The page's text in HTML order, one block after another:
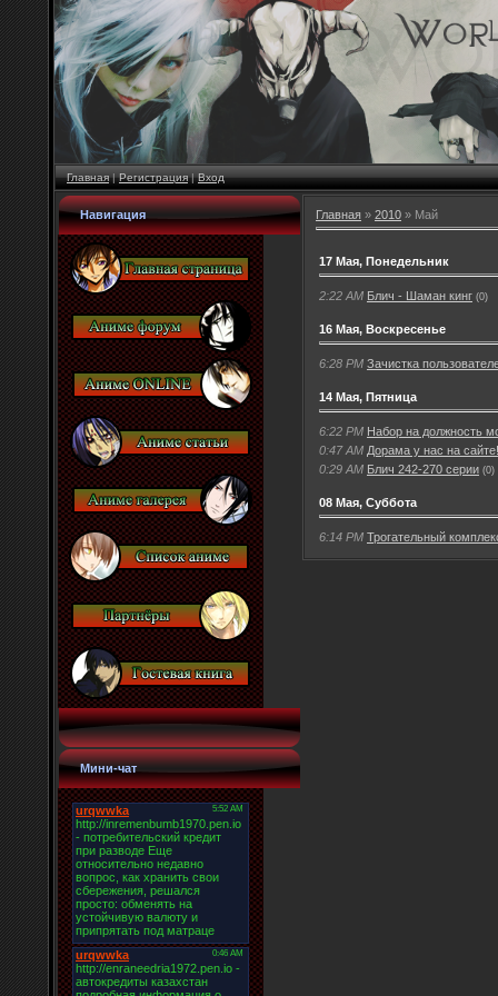
Главная|Регистрация|Вход
Навигация
Мини-чат
Главная » 2010 » Май
17 Мая, Понедельник
2:22 AM Блич - Шаман кинг (0)
16 Мая, Воскресенье
6:28 PM Зачистка
14 Мая, Пятница
6:22 PM Набор на должность
0:47 AM Дорама у нас на сайте!
0:29 AM Блич 242-270 серии (0)
08 Мая, Суббота
6:14 PM Трогательный